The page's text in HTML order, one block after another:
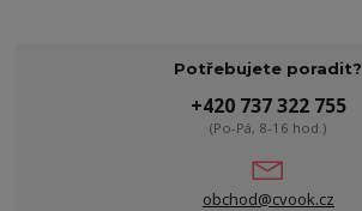
Potřebujete poradit?
+420 737 322 755
(Po-Pá, 8-16 hod.)
obchod@cvook.cz